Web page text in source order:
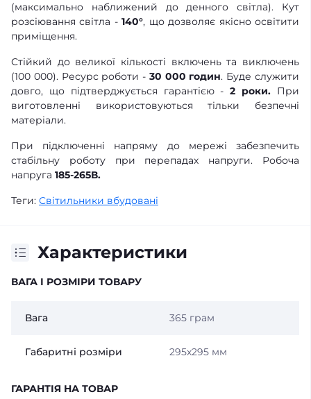
(максимально наближений до денного світла). Кут
розсіювання світла -140°, що дозволяє якісно освітити
приміщення.
Стійкий до великої кількості включень та виключень
(100 000). Ресурс роботи - 30 000 годин. Буде служити
довго, що підтверджується гарантією -2 роки. При
виготовленні використовуються тільки безпечні
матеріали.
При підключенні напряму до мережі забезпечить
стабільну роботу при перепадах напруги. Робоча
напруга 185-265В.
Теги: Світильники вбудовані
Характеристики
ВАГА І РОЗМІРИ ТОВАРУ
Вага 365 грам
Габаритні розміри 295х295 мм
ГАРАНТІЯ НА ТОВАР